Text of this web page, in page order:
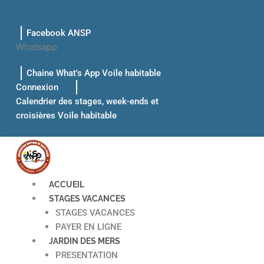
contenuFacebook ANSP
Whatsapp
Chaine What's App Voile habitable
Connexion
Calendrier des stages, week-ends et
croisières Voile habitable
ACCUEIL
STAGES VACANCES
STAGES VACANCES
PAYER EN LIGNE
JARDIN DES MERS
PRESENTATION